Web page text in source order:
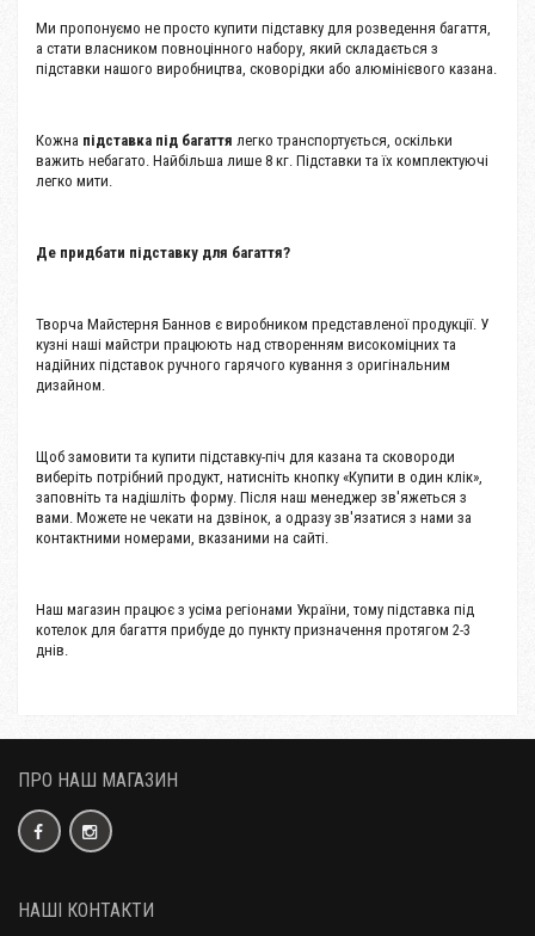
Ми пропонуємо не просто купити підставку для розведення багаття,
а стати власником повноцінного набору, який складається з
підставки нашого виробництва, сковорідки або алюмінієвого казана.
Кожна підставка під багаття легко транспортується, оскільки
важить небагато. Найбільша лише 8 кг. Підставки та їх комплектуючі
легко мити.
Де придбати підставку для багаття?
Творча Майстерня Баннов є виробником представленої продукції. У
кузні наші майстри працюють над створенням високоміцних та
надійних підставок ручного гарячого кування з оригінальним
дизайном.
Щоб замовити та купити підставку-піч для казана та сковороди
виберіть потрібний продукт, натисніть кнопку «Купити в один клік»,
заповніть та надішліть форму. Після наш менеджер зв'яжеться з
вами. Можете не чекати на дзвінок, а одразу зв'язатися з нами за
контактними номерами, вказаними на сайті.
Наш магазин працює з усіма регіонами України, тому підставка під
котелок для багаття прибуде до пункту призначення протягом 2-3
днів.
ПРО НАШ МАГАЗИН
НАШІ КОНТАКТИ